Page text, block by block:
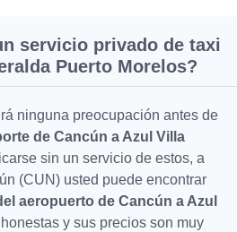
servicio privado de taxi
Puerto Morelos?
ninguna preocupación antes de
de Cancún a Azul Villa
sin un servicio de estos, a
(CUN) usted puede encontrar
aeropuerto de Cancún a Azul
y sus precios son muy